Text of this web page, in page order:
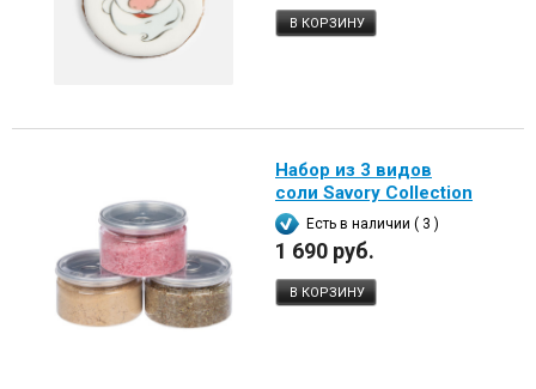
В КОРЗИНУ
Набор из 3 видов
соли Savory Collection
Есть в наличии ( 3 )
1 690 руб.
В КОРЗИНУ